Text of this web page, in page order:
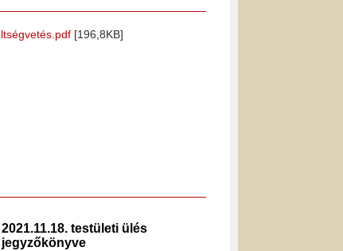
[196,8KB]
2021.11.18. testületi ülés
jegyzőkönyve